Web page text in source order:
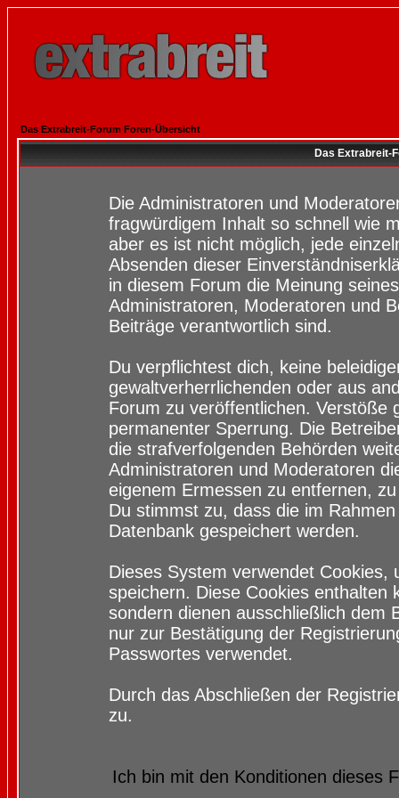
Das Extrabreit-Forum Foren-Übersicht
Das Extrabreit-
Die Administratoren und
fragwürdigem Inhalt so schnell wie
aber es ist nicht möglich, jede
Absenden dieser
in diesem Forum die Meinung
Administratoren, Moderatoren und
Beiträge verantwortlich sind.
Du verpflichtest dich, keine
gewaltverherrlichenden oder aus
Forum zu veröffentlichen. Verstöße
permanenter Sperrung. Die
die strafverfolgenden Behörden
Administratoren und Moderatoren
eigenem Ermessen zu entfernen,
Du stimmst zu, dass die im
Datenbank gespeichert werden.
Dieses System verwendet
speichern. Diese Cookies enthalten
sondern dienen ausschließlich dem
nur zur Bestätigung der
Passwortes verwendet.
Durch das Abschließen der
zu.
Ich bin mit den Konditionen dieses